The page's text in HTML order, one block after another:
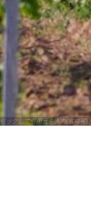
ックして引用元を入力(省略可)